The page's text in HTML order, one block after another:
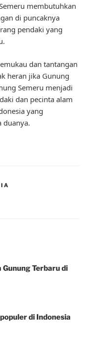
membutuhkan
di puncaknya
pendaki yang
dan tantangan
heran jika Gunung
Semeru menjadi
dan pecinta alam
yang
duanya.
Terbaru di
di Indonesia